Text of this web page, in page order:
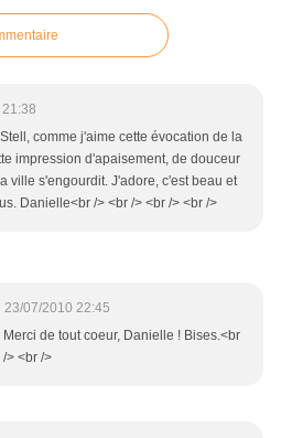
comme j'aime cette évocation de la
impression d'apaisement, de douceur
ville s'engourdit. J'adore, c'est beau et
Danielle<br /> <br /> <br /> <br />
23/07/2010 22:45
Merci de tout coeur, Danielle ! Bises.<br
/> <br />